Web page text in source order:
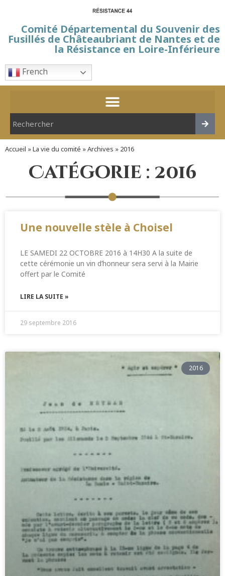
Comité Départemental du Souvenir des
Fusillés de Châteaubriant de Nantes et de
la Résistance en Loire-Inférieure
French
Accueil »La vie du comité »Archives » 2016
Catégorie : 2016
Une nouvelle stèle à Choisel
LE SAMEDI 22 OCTOBRE 2016 à 14H30 A la suite de
cette cérémonie un vin d’honneur sera servi à la Mairie
offert par le Comité
LIRE LA SUITE »
29 septembre 2016
2016